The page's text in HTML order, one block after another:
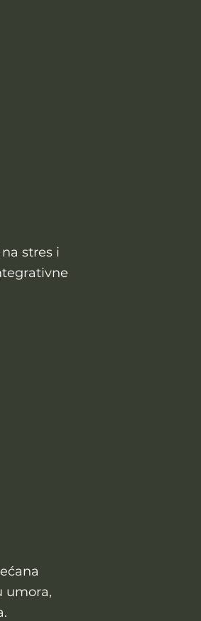
stres i
umora,